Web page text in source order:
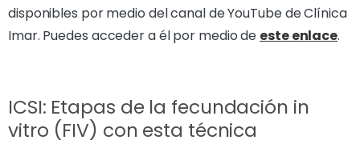
disponibles por medio del canal de YouTube de Clínica
Imar. Puedes acceder a él por medio de este enlace.
ICSI: Etapas de la fecundación in
vitro (FIV) con esta técnica